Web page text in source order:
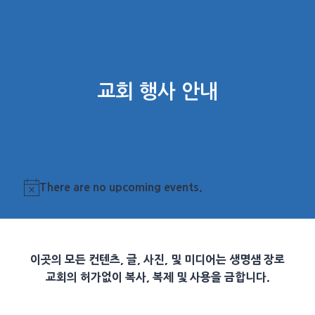
교회 행사 안내
Notice
There are no upcoming events.
이곳의 모든 컨텐츠, 글, 사진, 및 미디어는 생명샘 장로
교회의 허가없이 복사, 복제 및 사용을 금합니다.